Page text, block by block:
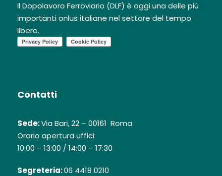
Il Dopolavoro Ferroviario (DLF) è oggi una delle più
importanti onlus italiane nel settore del tempo
libero.
Contatti
Sede:Via Bari, 22 – 00161 Roma
Orario apertura uffici:
10:00 – 13:00 / 14:00 – 17:30
Segreteria:06 4418 0210